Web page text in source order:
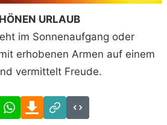
URLAUB
im Sonnenaufgang oder
erhobenen Armen auf einem
vermittelt Freude.
FacebookWhatsAppDownload
Link
Code